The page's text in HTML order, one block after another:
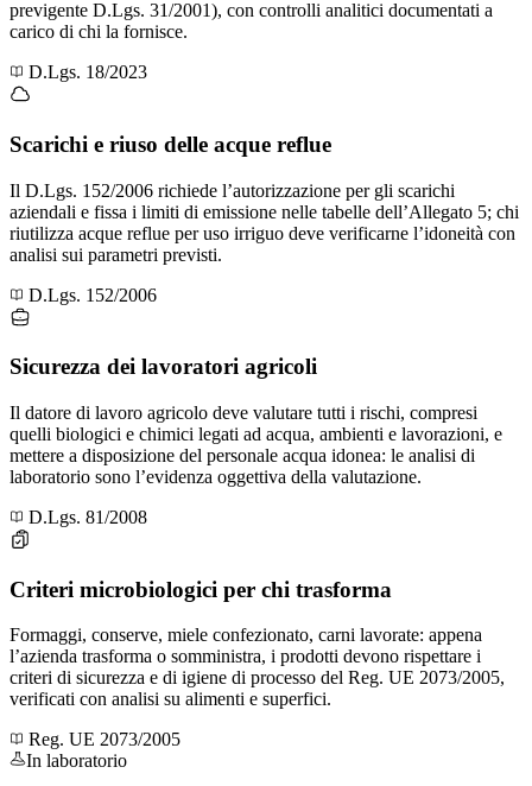
previgente D.Lgs. 31/2001), con controlli analitici documentati a
carico di chi la fornisce.
D.Lgs. 18/2023
Scarichi e riuso delle acque reflue
Il D.Lgs. 152/2006 richiede l’autorizzazione per gli scarichi
aziendali e fissa i limiti di emissione nelle tabelle dell’Allegato 5; chi
riutilizza acque reflue per uso irriguo deve verificarne l’idoneità con
analisi sui parametri previsti.
D.Lgs. 152/2006
Sicurezza dei lavoratori agricoli
Il datore di lavoro agricolo deve valutare tutti i rischi, compresi
quelli biologici e chimici legati ad acqua, ambienti e lavorazioni, e
mettere a disposizione del personale acqua idonea: le analisi di
laboratorio sono l’evidenza oggettiva della valutazione.
D.Lgs. 81/2008
Criteri microbiologici per chi trasforma
Formaggi, conserve, miele confezionato, carni lavorate: appena
l’azienda trasforma o somministra, i prodotti devono rispettare i
criteri di sicurezza e di igiene di processo del Reg. UE 2073/2005,
verificati con analisi su alimenti e superfici.
Reg. UE 2073/2005
In laboratorio